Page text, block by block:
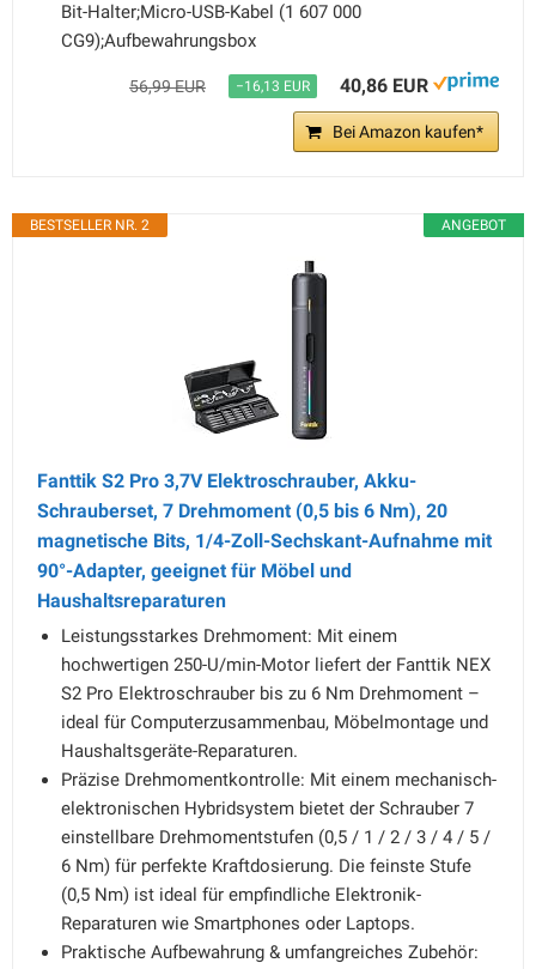
Bit-Halter;Micro-USB-Kabel (1 607 000
CG9);Aufbewahrungsbox
56,99 EUR −16,13 EUR 40,86 EUR
Bei Amazon kaufen*
ANGEBOT
BESTSELLER NR. 2
Fanttik S2 Pro 3,7V Elektroschrauber, Akku-
Schrauberset, 7 Drehmoment (0,5 bis 6 Nm), 20
magnetische Bits, 1/4-Zoll-Sechskant-Aufnahme mit
90°-Adapter, geeignet für Möbel und
Haushaltsreparaturen
Leistungsstarkes Drehmoment: Mit einem
hochwertigen 250-U/min-Motor liefert der Fanttik NEX
S2 Pro Elektroschrauber bis zu 6 Nm Drehmoment –
ideal für Computerzusammenbau, Möbelmontage und
Haushaltsgeräte-Reparaturen.
Präzise Drehmomentkontrolle: Mit einem mechanisch-
elektronischen Hybridsystem bietet der Schrauber 7
einstellbare Drehmomentstufen (0,5 / 1 / 2 / 3 / 4 / 5 /
6 Nm) für perfekte Kraftdosierung. Die feinste Stufe
(0,5 Nm) ist ideal für empfindliche Elektronik-
Reparaturen wie Smartphones oder Laptops.
Praktische Aufbewahrung & umfangreiches Zubehör: